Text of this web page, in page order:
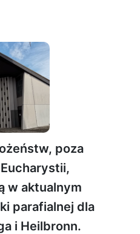
poza
w aktualnym
parafialnej dla
i Heilbronn.